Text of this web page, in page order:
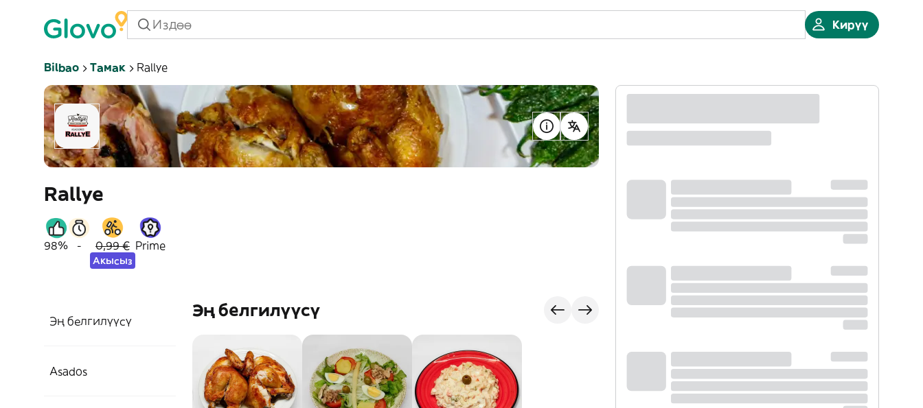
Кирүү
Bilbao Тамак Rallye
Rallye
98% - 0,99 €
Акысыз
Prime
Эң белгилүүсү
Asados
Эң белгилүүсү